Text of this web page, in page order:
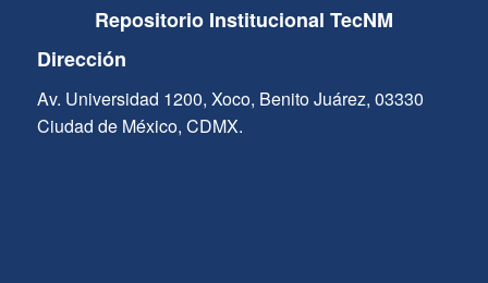
Repositorio Institucional TecNM
Dirección
Av. Universidad 1200, Xoco, Benito Juárez, 03330
Ciudad de México, CDMX.